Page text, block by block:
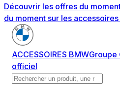
Découvrir les offres du
du moment sur les
ACCESSOIRES BMWGroupe
officiel